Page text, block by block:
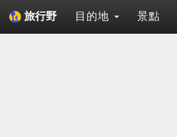
旅行野 目的地 景點